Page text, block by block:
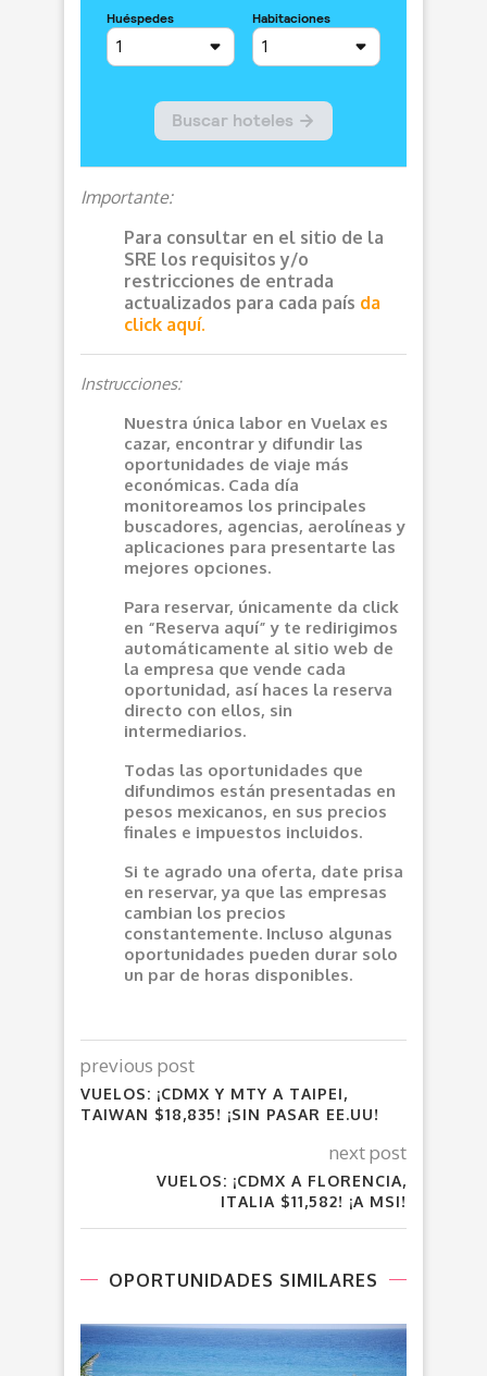
Importante:
Para consultar en el sitio de la
SRE los requisitos y/o
restricciones de entrada
actualizados para cada país da
click aquí.
Instrucciones:
Nuestra única labor en Vuelax es
cazar, encontrar y difundir las
oportunidades de viaje más
económicas. Cada día
monitoreamos los principales
buscadores, agencias, aerolíneas y
aplicaciones para presentarte las
mejores opciones.
Para reservar, únicamente da click
en “Reserva aquí” y te redirigimos
automáticamente al sitio web de
la empresa que vende cada
oportunidad, así haces la reserva
directo con ellos, sin
intermediarios.
Todas las oportunidades que
difundimos están presentadas en
pesos mexicanos, en sus precios
finales e impuestos incluidos.
Si te agrado una oferta, date prisa
en reservar, ya que las empresas
cambian los precios
constantemente. Incluso algunas
oportunidades pueden durar solo
un par de horas disponibles.
previous post
VUELOS: ¡CDMX Y MTY A TAIPEI,
TAIWAN $18,835! ¡SIN PASAR EE.UU!
next post
VUELOS: ¡CDMX A FLORENCIA,
ITALIA $11,582! ¡A MSI!
OPORTUNIDADES SIMILARES